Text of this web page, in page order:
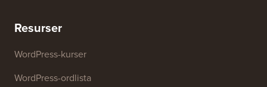
Resurser
WordPress-kurser
WordPress-ordlista